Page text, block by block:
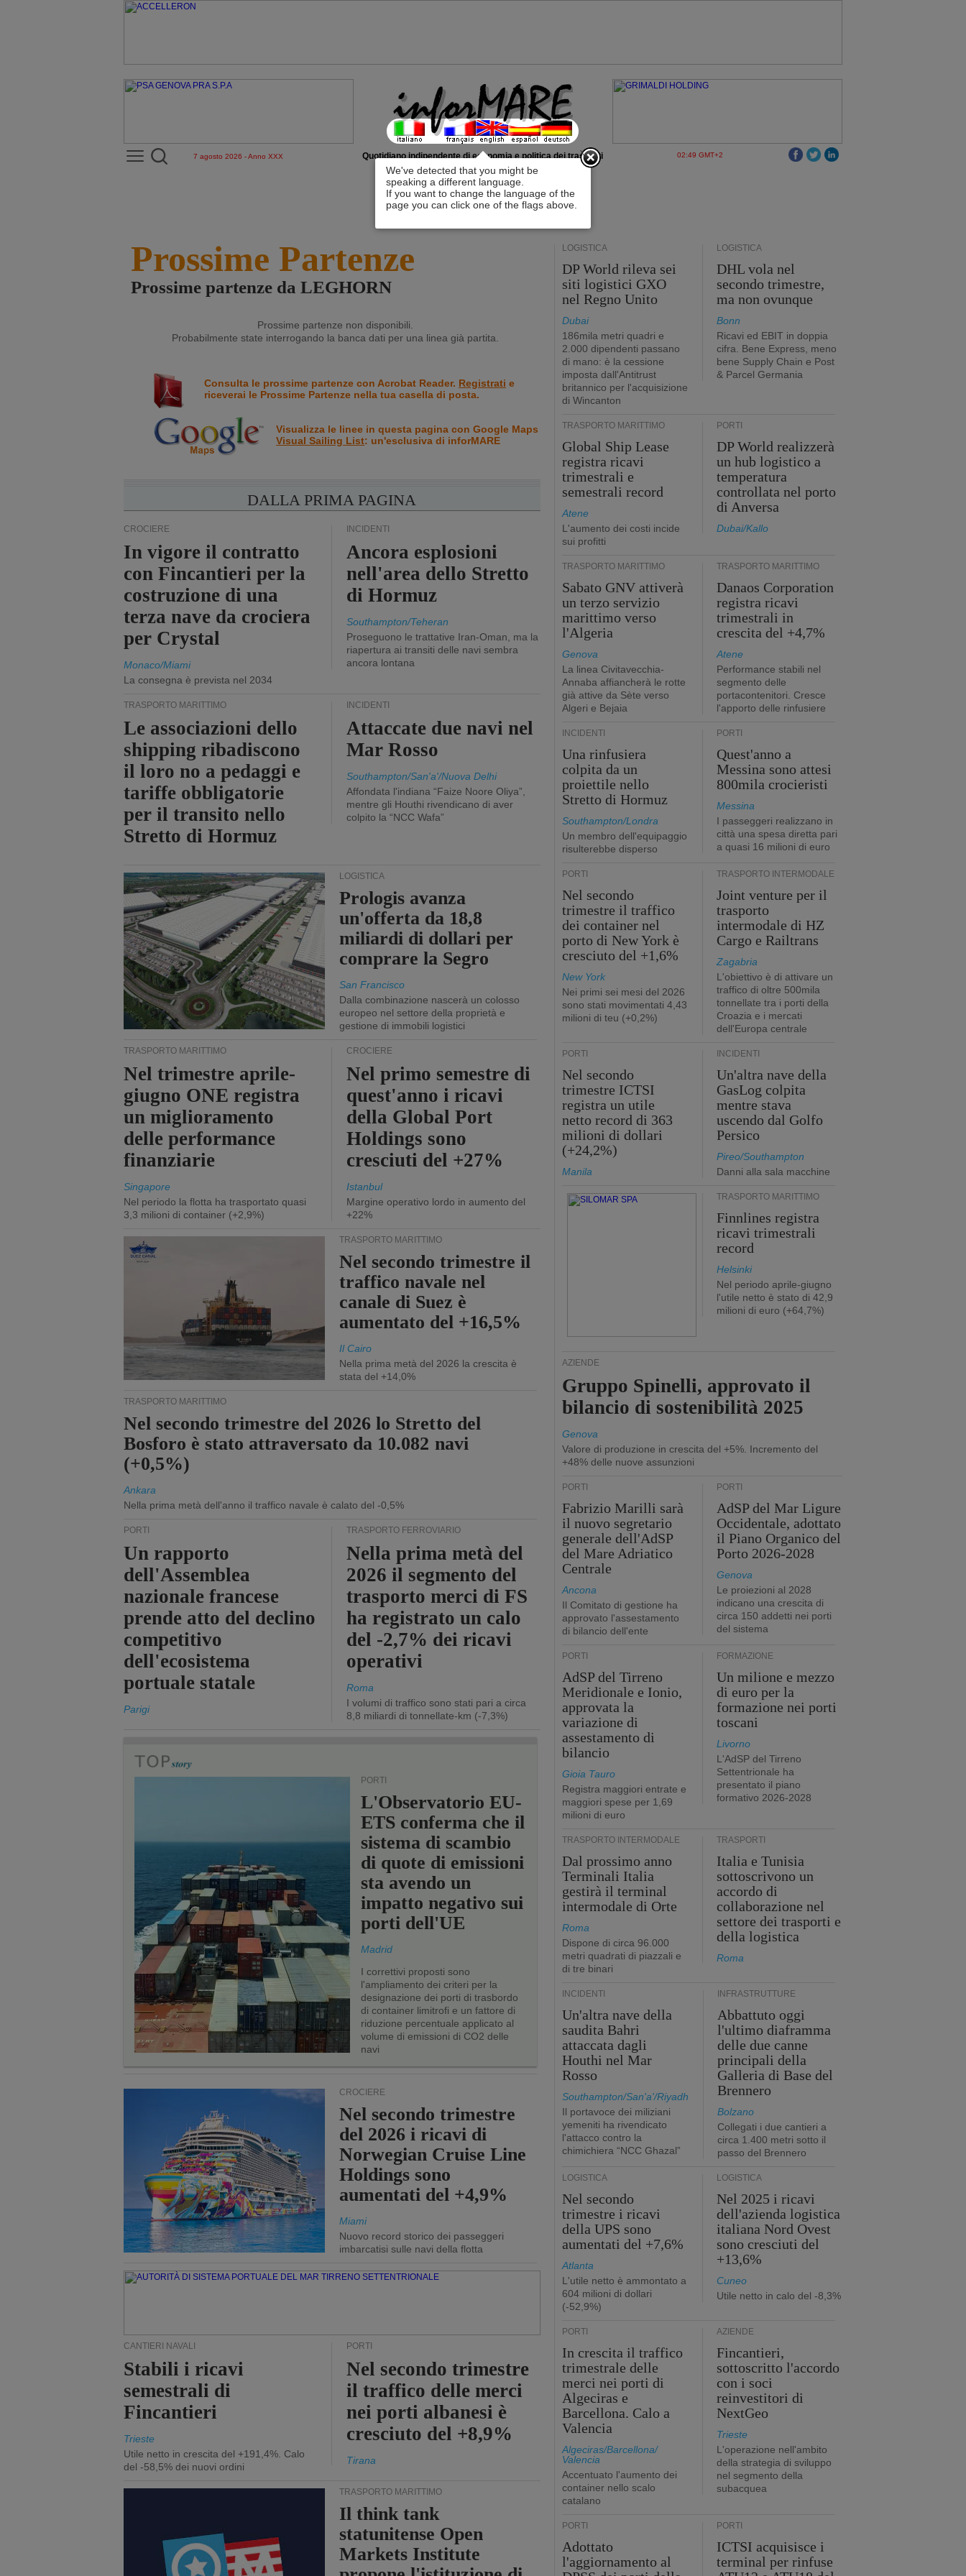
We've detected that you might be
speaking a different language.
If you want to change the language of the
page you can click one of the flags above.
x
7 agosto 2026 - Anno XXX Quotidiano indipendente di economia e politica dei trasporti 02:49 GMT+2
Prossime Partenze
Prossime partenze da LEGHORN
Prossime partenze non disponibili.
Probabilmente state interrogando la banca dati per una linea già partita.
Consulta le prossime partenze con Acrobat Reader. Registrati e
riceverai le Prossime Partenze nella tua casella di posta.
Visualizza le linee in questa pagina con Google Maps
Visual Sailing List: un'esclusiva di inforMARE
DALLA PRIMA PAGINA
CROCIERE
In vigore il contratto
con Fincantieri per la
costruzione di una
terza nave da crociera
per Crystal
Monaco/Miami
La consegna è prevista nel 2034
INCIDENTI
Ancora esplosioni
nell'area dello Stretto
di Hormuz
Southampton/Teheran
Proseguono le trattative Iran-Oman, ma la
riapertura ai transiti delle navi sembra
ancora lontana
TRASPORTO MARITTIMO
Le associazioni dello
shipping ribadiscono
il loro no a pedaggi e
tariffe obbligatorie
per il transito nello
Stretto di Hormuz
INCIDENTI
Attaccate due navi nel
Mar Rosso
Southampton/San'a'/Nuova Delhi
Affondata l'indiana “Faize Noore Oliya”,
mentre gli Houthi rivendicano di aver
colpito la “NCC Wafa”
LOGISTICA
Prologis avanza
un'offerta da 18,8
miliardi di dollari per
comprare la Segro
San Francisco
Dalla combinazione nascerà un colosso
europeo nel settore della proprietà e
gestione di immobili logistici
TRASPORTO MARITTIMO
Nel trimestre aprile-
giugno ONE registra
un miglioramento
delle performance
finanziarie
Singapore
Nel periodo la flotta ha trasportato quasi
3,3 milioni di container (+2,9%)
CROCIERE
Nel primo semestre di
quest'anno i ricavi
della Global Port
Holdings sono
cresciuti del +27%
Istanbul
Margine operativo lordo in aumento del
+22%
TRASPORTO MARITTIMO
Nel secondo trimestre il
traffico navale nel
canale di Suez è
aumentato del +16,5%
Il Cairo
Nella prima metà del 2026 la crescita è
stata del +14,0%
TRASPORTO MARITTIMO
Nel secondo trimestre del 2026 lo Stretto del
Bosforo è stato attraversato da 10.082 navi
(+0,5%)
Ankara
Nella prima metà dell'anno il traffico navale è calato del -0,5%
PORTI
Un rapporto
dell'Assemblea
nazionale francese
prende atto del declino
competitivo
dell'ecosistema
portuale statale
Parigi
TRASPORTO FERROVIARIO
Nella prima metà del
2026 il segmento del
trasporto merci di FS
ha registrato un calo
del -2,7% dei ricavi
operativi
Roma
I volumi di traffico sono stati pari a circa
8,8 miliardi di tonnellate-km (-7,3%)
PORTI
L'Observatorio EU-
ETS conferma che il
sistema di scambio
di quote di emissioni
sta avendo un
impatto negativo sui
porti dell'UE
Madrid
I correttivi proposti sono
l'ampliamento dei criteri per la
designazione dei porti di trasbordo
di container limitrofi e un fattore di
riduzione percentuale applicato al
volume di emissioni di CO2 delle
navi
CROCIERE
Nel secondo trimestre
del 2026 i ricavi di
Norwegian Cruise Line
Holdings sono
aumentati del +4,9%
Miami
Nuovo record storico dei passeggeri
imbarcatisi sulle navi della flotta
CANTIERI NAVALI
Stabili i ricavi
semestrali di
Fincantieri
Trieste
Utile netto in crescita del +191,4%. Calo
del -58,5% dei nuovi ordini
PORTI
Nel secondo trimestre
il traffico delle merci
nei porti albanesi è
cresciuto del +8,9%
Tirana
TRASPORTO MARITTIMO
Il think tank
statunitense Open
Markets Institute
LOGISTICA
DP World rileva sei
siti logistici GXO
nel Regno Unito
Dubai
186mila metri quadri e
2.000 dipendenti passano
di mano: è la cessione
imposta dall'Antitrust
britannico per l'acquisizione
di Wincanton
LOGISTICA
DHL vola nel
secondo trimestre,
ma non ovunque
Bonn
Ricavi ed EBIT in doppia
cifra. Bene Express, meno
bene Supply Chain e Post
& Parcel Germania
TRASPORTO MARITTIMO
Global Ship Lease
registra ricavi
trimestrali e
semestrali record
Atene
L'aumento dei costi incide
sui profitti
PORTI
DP World realizzerà
un hub logistico a
temperatura
controllata nel porto
di Anversa
Dubai/Kallo
TRASPORTO MARITTIMO
Sabato GNV attiverà
un terzo servizio
marittimo verso
l'Algeria
Genova
La linea Civitavecchia-
Annaba affiancherà le rotte
già attive da Sète verso
Algeri e Bejaia
TRASPORTO MARITTIMO
Danaos Corporation
registra ricavi
trimestrali in
crescita del +4,7%
Atene
Performance stabili nel
segmento delle
portacontenitori. Cresce
l'apporto delle rinfusiere
INCIDENTI
Una rinfusiera
colpita da un
proiettile nello
Stretto di Hormuz
Southampton/Londra
Un membro dell'equipaggio
risulterebbe disperso
PORTI
Quest'anno a
Messina sono attesi
800mila crocieristi
Messina
I passeggeri realizzano in
città una spesa diretta pari
a quasi 16 milioni di euro
PORTI
Nel secondo
trimestre il traffico
dei container nel
porto di New York è
cresciuto del +1,6%
New York
Nei primi sei mesi del 2026
sono stati movimentati 4,43
milioni di teu (+0,2%)
TRASPORTO INTERMODALE
Joint venture per il
trasporto
intermodale di HZ
Cargo e Railtrans
Zagabria
L'obiettivo è di attivare un
traffico di oltre 500mila
tonnellate tra i porti della
Croazia e i mercati
dell'Europa centrale
PORTI
Nel secondo
trimestre ICTSI
registra un utile
netto record di 363
milioni di dollari
(+24,2%)
Manila
INCIDENTI
Un'altra nave della
GasLog colpita
mentre stava
uscendo dal Golfo
Persico
Pireo/Southampton
Danni alla sala macchine
TRASPORTO MARITTIMO
Finnlines registra
ricavi trimestrali
record
Helsinki
Nel periodo aprile-giugno
l'utile netto è stato di 42,9
milioni di euro (+64,7%)
AZIENDE
Gruppo Spinelli, approvato il
bilancio di sostenibilità 2025
Genova
Valore di produzione in crescita del +5%. Incremento del
+48% delle nuove assunzioni
PORTI
Fabrizio Marilli sarà
il nuovo segretario
generale dell'AdSP
del Mare Adriatico
Centrale
Ancona
Il Comitato di gestione ha
approvato l'assestamento
di bilancio dell'ente
PORTI
AdSP del Mar Ligure
Occidentale, adottato
il Piano Organico del
Porto 2026-2028
Genova
Le proiezioni al 2028
indicano una crescita di
circa 150 addetti nei porti
del sistema
PORTI
AdSP del Tirreno
Meridionale e Ionio,
approvata la
variazione di
assestamento di
bilancio
Gioia Tauro
Registra maggiori entrate e
maggiori spese per 1,69
milioni di euro
FORMAZIONE
Un milione e mezzo
di euro per la
formazione nei porti
toscani
Livorno
L'AdSP del Tirreno
Settentrionale ha
presentato il piano
formativo 2026-2028
TRASPORTO INTERMODALE
Dal prossimo anno
Terminali Italia
gestirà il terminal
intermodale di Orte
Roma
Dispone di circa 96.000
metri quadrati di piazzali e
di tre binari
TRASPORTI
Italia e Tunisia
sottoscrivono un
accordo di
collaborazione nel
settore dei trasporti e
della logistica
Roma
INCIDENTI
Un'altra nave della
saudita Bahri
attaccata dagli
Houthi nel Mar
Rosso
Southampton/San'a'/Riyadh
Il portavoce dei miliziani
yemeniti ha rivendicato
l'attacco contro la
chimichiera “NCC Ghazal”
INFRASTRUTTURE
Abbattuto oggi
l'ultimo diaframma
delle due canne
principali della
Galleria di Base del
Brennero
Bolzano
Collegati i due cantieri a
circa 1.400 metri sotto il
passo del Brennero
LOGISTICA
Nel secondo
trimestre i ricavi
della UPS sono
aumentati del +7,6%
Atlanta
L'utile netto è ammontato a
604 milioni di dollari
(-52,9%)
LOGISTICA
Nel 2025 i ricavi
dell'azienda logistica
italiana Nord Ovest
sono cresciuti del
+13,6%
Cuneo
Utile netto in calo del -8,3%
PORTI
In crescita il traffico
trimestrale delle
merci nei porti di
Algeciras e
Barcellona. Calo a
Valencia
Algeciras/Barcellona/
Valencia
Accentuato l'aumento dei
container nello scalo
catalano
AZIENDE
Fincantieri,
sottoscritto l'accordo
con i soci
reinvestitori di
NextGeo
Trieste
L'operazione nell'ambito
della strategia di sviluppo
nel segmento della
subacquea
PORTI
Adottato
l'aggiornamento al
PORTI
ICTSI acquisisce i
terminal per rinfuse